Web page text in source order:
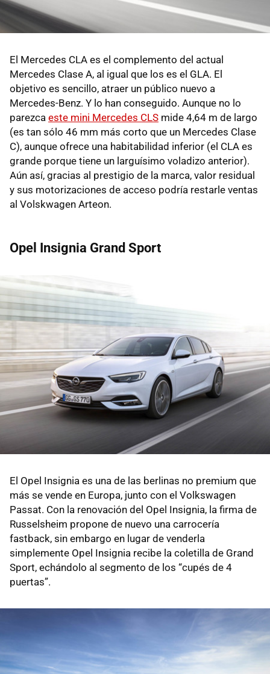
El Mercedes CLA es el complemento del actual
Mercedes Clase A, al igual que los es el GLA. El
objetivo es sencillo, atraer un público nuevo a
Mercedes-Benz. Y lo han conseguido. Aunque no lo
parezca este mini Mercedes CLS mide 4,64 m de largo
(es tan sólo 46 mm más corto que un Mercedes Clase
C), aunque ofrece una habitabilidad inferior (el CLA es
grande porque tiene un larguísimo voladizo anterior).
Aún así, gracias al prestigio de la marca, valor residual
y sus motorizaciones de acceso podría restarle ventas
al Volskwagen Arteon.
Opel Insignia Grand Sport
El Opel Insignia es una de las berlinas no premium que
más se vende en Europa, junto con el Volkswagen
Passat. Con la renovación del Opel Insignia, la firma de
Russelsheim propone de nuevo una carrocería
fastback, sin embargo en lugar de venderla
simplemente Opel Insignia recibe la coletilla de Grand
Sport, echándolo al segmento de los “cupés de 4
puertas”.